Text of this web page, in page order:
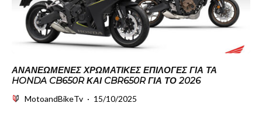
ΑΝΑΝΕΩΜΈΝΕΣ ΧΡΩΜΑΤΙΚΈΣ ΕΠΙΛΟΓΈΣ ΓΙΑ ΤΑ
HONDA CB650R ΚΑΙ CBR650R ΓΙΑ ΤΟ 2026
MotoandBikeTv · 15/10/2025